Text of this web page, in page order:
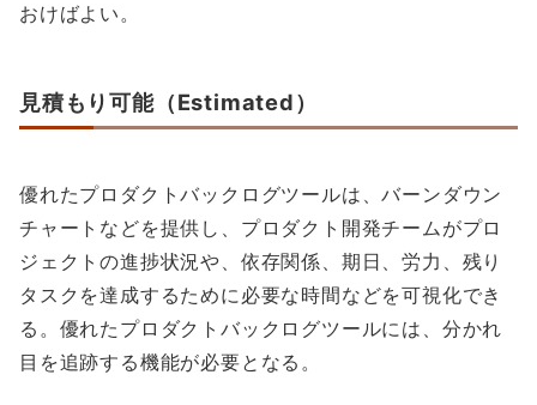
おけばよい。
見積もり可能（Estimated）
優れたプロダクトバックログツールは、バーンダウン
チャートなどを提供し、プロダクト開発チームがプロ
ジェクトの進捗状況や、依存関係、期日、労力、残り
タスクを達成するために必要な時間などを可視化でき
る。優れたプロダクトバックログツールには、分かれ
目を追跡する機能が必要となる。